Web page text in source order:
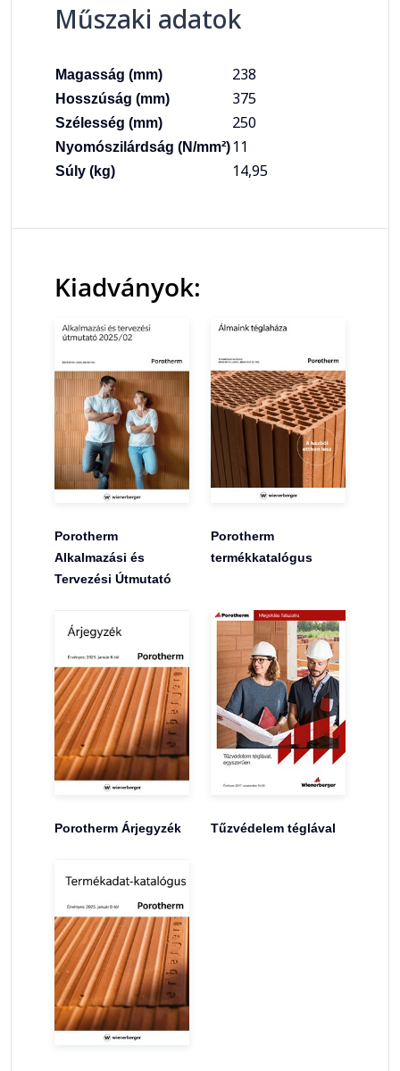
Műszaki adatok
Magasság (mm) 238
Hosszúság (mm) 375
Szélesség (mm) 250
Nyomószilárdság (N/mm²) 11
Súly (kg) 14,95
Kiadványok:
Porotherm
Alkalmazási és
Tervezési Útmutató
Porotherm
termékkatalógus
Porotherm Árjegyzék Tűzvédelem téglával